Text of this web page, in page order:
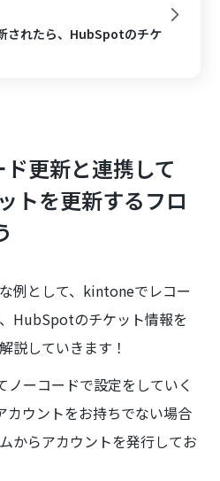
されたら、HubSpotのチケ
更新と連携して
トを更新するフロ
例として、kintoneでレコー
HubSpotのチケット情報を
説していきます！
ノーコードで設定をしていく
カウントをお持ちでない場合
からアカウントを発行してお